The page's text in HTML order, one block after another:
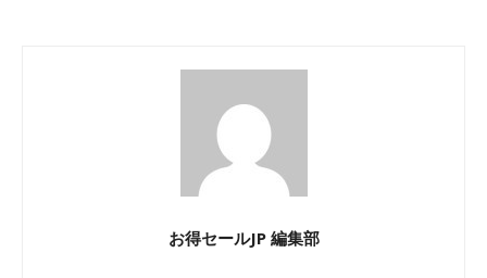
お得セールJP 編集部